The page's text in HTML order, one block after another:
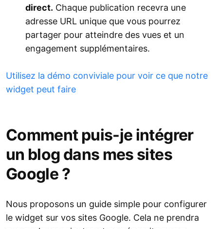
direct. Chaque publication recevra une
adresse URL unique que vous pourrez
partager pour atteindre des vues et un
engagement supplémentaires.
Utilisez la démo conviviale pour voir ce que notre
widget peut faire
Comment puis-je intégrer
un blog dans mes sites
Google ?
Nous proposons un guide simple pour configurer
le widget sur vos sites Google. Cela ne prendra